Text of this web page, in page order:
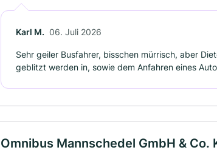
Karl M. 06. Juli 2026
Sehr geiler Busfahrer, bisschen mürrisch, aber
geblitzt werden in, sowie dem Anfahren eines
Omnibus Mannschedel GmbH & Co.